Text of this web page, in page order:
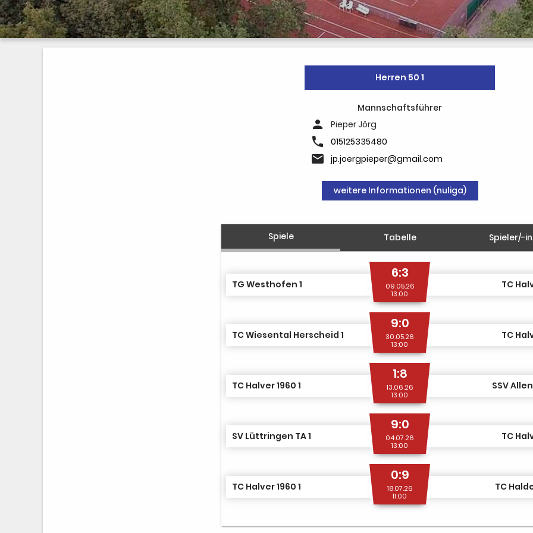
Herren 50 1
Mannschaftsführer
person Pieper Jörg
phone 015125335480
email jp.joergpieper@gmail.com
weitere Informationen (nuliga)
Spiele Tabelle Spieler/-
TG Westhofen 1
6:3
09.05.26
13:00
TC
TC Wiesental Herscheid 1
9:0
30.05.26
13:00
TC
TC Halver 1960 1
1:8
13.06.26
13:00
SSV
SV Lüttringen TA 1
9:0
04.07.26
13:00
TC
TC Halver 1960 1
0:9
18.07.26
11:00
TC